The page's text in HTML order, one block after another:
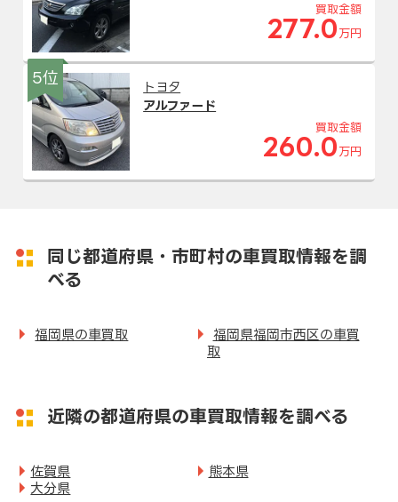
買取金額
277.0 万円
5位
トヨタ
アルファード
買取金額
260.0 万円
同じ都道府県・市町村の車買取情報を調
べる
福岡県の車買取
福岡県福岡市西区の車買
取
近隣の都道府県の車買取情報を調べる
佐賀県
熊本県
大分県